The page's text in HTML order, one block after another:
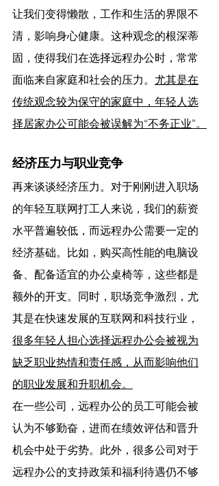
让我们变得懒散，工作和生活的界限不
清，影响身心健康。这种观念的根深蒂
固，使得我们在选择远程办公时，常常
面临来自家庭和社会的压力。 尤其是在
传统观念较为保守的家庭中，年轻人选
择居家办公可能会被误解为“不务正业”。
经济压力与职业竞争
再来谈谈经济压力。对于刚刚进入职场
的年轻互联网打工人来说，我们的薪资
水平普遍较低，而远程办公需要一定的
经济基础。比如，购买高性能的电脑设
备、配备适宜的办公桌椅等，这些都是
额外的开支。同时，职场竞争激烈，尤
其是在快速发展的互联网和科技行业，
很多年轻人担心选择远程办公会被视为
缺乏职业热情和责任感，从而影响他们
的职业发展和升职机会。
在一些公司，远程办公的员工可能会被
认为不够勤奋，进而在绩效评估和晋升
机会中处于劣势。此外，很多公司对于
远程办公的支持政策和福利待遇仍不够